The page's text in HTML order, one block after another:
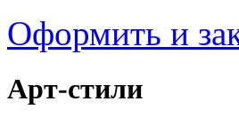
Оформить и
Арт-стили